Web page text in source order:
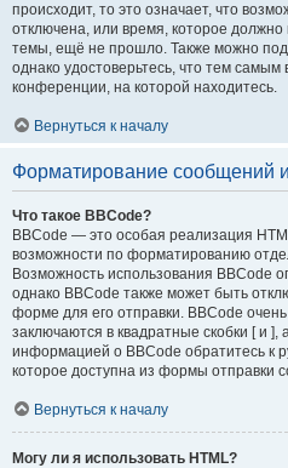
происходит, то это означает, что
отключена, или время, которое
темы, ещё не прошло. Также можно
однако удостоверьтесь, что тем
конференции, на которой находитесь.
Вернуться к началу
Форматирование сообщений
Что такое BBCode?
BBCode — это особая реализация
возможности по форматированию
Возможность использования BBCode
однако BBCode также может быть
форме для его отправки. BBCode
заключаются в квадратные скобки [ и ],
информацией о BBCode обратитесь к
которое доступна из формы отправки
Вернуться к началу
Могу ли я использовать HTML?